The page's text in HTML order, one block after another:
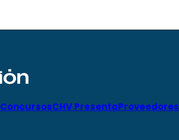
ConcursosCHV PresentaProveedores